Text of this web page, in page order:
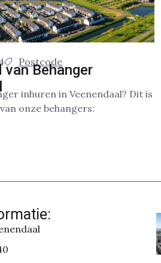
Postcode
van Behanger
inhuren in Veenendaal? Dit is
onze behangers: